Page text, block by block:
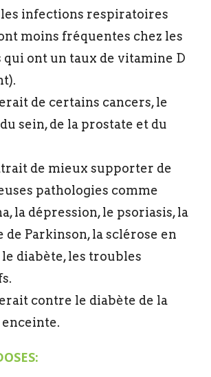
infections respiratoires
moins fréquentes chez les
qui ont un taux de vitamine D
de certains cancers, le
sein, de la prostate et du
de mieux supporter de
pathologies comme
la dépression, le psoriasis, la
de Parkinson, la sclérose en
le diabète, les troubles
contre le diabète de la